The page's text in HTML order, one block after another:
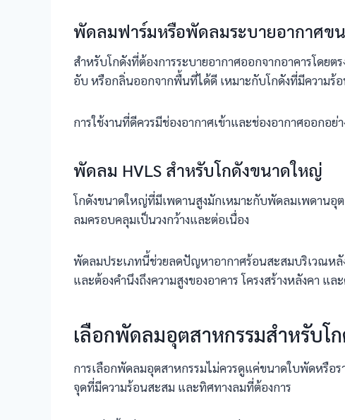
พัดลมฟาร์มหรือพัดลมระบายอากาศข
สำหรับโกดังที่ต้องการระบายอากาศออกจากอาคารโดย
อับ หรือกลิ่นออกจากพื้นที่ได้ดี เหมาะกับโกดังที่มีความร้อ
การใช้งานที่ดีควรมีช่องอากาศเข้าและช่องอากาศออกอย่
พัดลม HVLS สำหรับโกดังขนาดใหญ่
โกดังขนาดใหญ่ที่มีเพดานสูงมักเหมาะกับพัดลมเพดานอุ
ลมครอบคลุมเป็นวงกว้างและต่อเนื่อง
พัดลมประเภทนี้ช่วยลดปัญหาอากาศร้อนสะสมบริเวณห
และต้องคำนึงถึงความสูงของอาคาร โครงสร้างหลังคา แ
เลือกพัดลมอุตสาหกรรมสำหรับโก
การเลือกพัดลมอุตสาหกรรมไม่ควรดูแค่ขนาดใบพัดหรือ
จุดที่มีความร้อนสะสม และทิศทางลมที่ต้องการ